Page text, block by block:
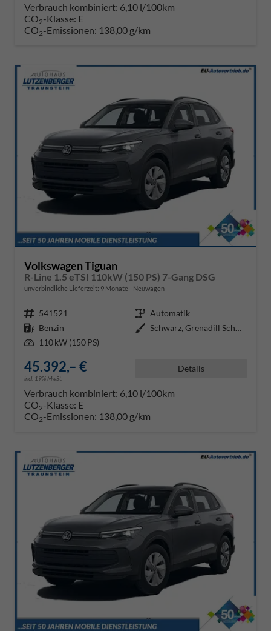
Verbrauch kombiniert: 6,10 l/100km
CO2-Klasse: E
CO2-Emissionen: 138,00 g/km
Volkswagen Tiguan
R-Line 1.5 eTSI 110kW (150 PS) 7-Gang DSG
unverbindliche Lieferzeit: 9 Monate Neuwagen
Fahrzeugnr. 541521 Getriebe Automatik
Kraftstoff Benzin Außenfarbe
Schwarz, Grenadill Schwarz Metal
Leistung 110 kW (150 PS)
45.392,– €
incl. 19% MwSt.
Details
Verbrauch kombiniert: 6,10 l/100km
CO2-Klasse: E
CO2-Emissionen: 138,00 g/km